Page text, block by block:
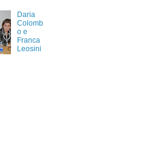
Daria
Colomb
o e
Franca
Leosini